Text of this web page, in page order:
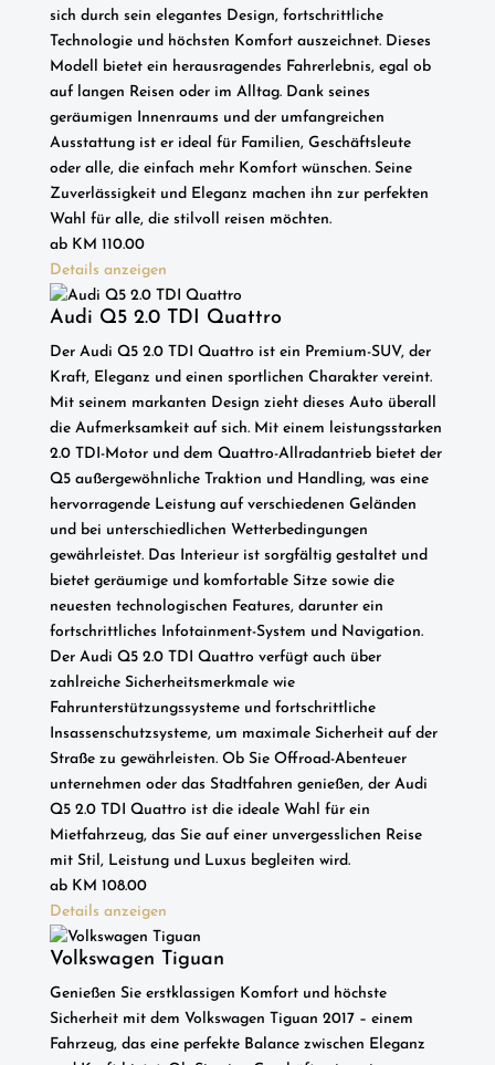
sich durch sein elegantes Design, fortschrittliche
Technologie und höchsten Komfort auszeichnet. Dieses
Modell bietet ein herausragendes Fahrerlebnis, egal ob
auf langen Reisen oder im Alltag. Dank seines
geräumigen Innenraums und der umfangreichen
Ausstattung ist er ideal für Familien, Geschäftsleute
oder alle, die einfach mehr Komfort wünschen. Seine
Zuverlässigkeit und Eleganz machen ihn zur perfekten
Wahl für alle, die stilvoll reisen möchten.
ab KM 110.00
Details anzeigen
Audi Q5 2.0 TDI Quattro
Der Audi Q5 2.0 TDI Quattro ist ein Premium-SUV, der
Kraft, Eleganz und einen sportlichen Charakter vereint.
Mit seinem markanten Design zieht dieses Auto überall
die Aufmerksamkeit auf sich. Mit einem leistungsstarken
2.0 TDI-Motor und dem Quattro-Allradantrieb bietet der
Q5 außergewöhnliche Traktion und Handling, was eine
hervorragende Leistung auf verschiedenen Geländen
und bei unterschiedlichen Wetterbedingungen
gewährleistet. Das Interieur ist sorgfältig gestaltet und
bietet geräumige und komfortable Sitze sowie die
neuesten technologischen Features, darunter ein
fortschrittliches Infotainment-System und Navigation.
Der Audi Q5 2.0 TDI Quattro verfügt auch über
zahlreiche Sicherheitsmerkmale wie
Fahrunterstützungssysteme und fortschrittliche
Insassenschutzsysteme, um maximale Sicherheit auf der
Straße zu gewährleisten. Ob Sie Offroad-Abenteuer
unternehmen oder das Stadtfahren genießen, der Audi
Q5 2.0 TDI Quattro ist die ideale Wahl für ein
Mietfahrzeug, das Sie auf einer unvergesslichen Reise
mit Stil, Leistung und Luxus begleiten wird.
ab KM 108.00
Details anzeigen
Volkswagen Tiguan
Genießen Sie erstklassigen Komfort und höchste
Sicherheit mit dem Volkswagen Tiguan 2017 – einem
Fahrzeug, das eine perfekte Balance zwischen Eleganz